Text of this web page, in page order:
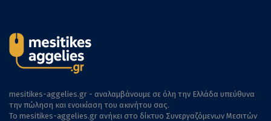
mesitikes-aggelies.gr - αναλαμβάνουμε σε όλη την Ελλάδα υπεύθυνα
την πώληση και ενοικίαση του ακινήτου σας.
To mesitikes-aggelies.gr ανήκει στο δίκτυο Συνεργαζόμενων Μεσιτών